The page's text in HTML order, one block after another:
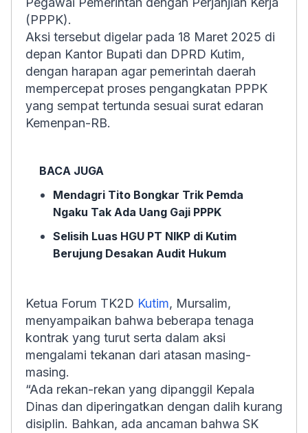
(PPPK).
Aksi tersebut digelar pada 18 Maret 2025 di
depan Kantor Bupati dan DPRD Kutim,
dengan harapan agar pemerintah daerah
mempercepat proses pengangkatan PPPK
yang sempat tertunda sesuai surat edaran
Kemenpan-RB.
BACA JUGA
Mendagri Tito Bongkar Trik Pemda
Ngaku Tak Ada Uang Gaji PPPK
Selisih Luas HGU PT NIKP di Kutim
Berujung Desakan Audit Hukum
Ketua Forum TK2D Kutim, Mursalim,
menyampaikan bahwa beberapa tenaga
kontrak yang turut serta dalam aksi
mengalami tekanan dari atasan masing-
masing.
“Ada rekan-rekan yang dipanggil Kepala
Dinas dan diperingatkan dengan dalih kurang
disiplin. Bahkan, ada ancaman bahwa SK